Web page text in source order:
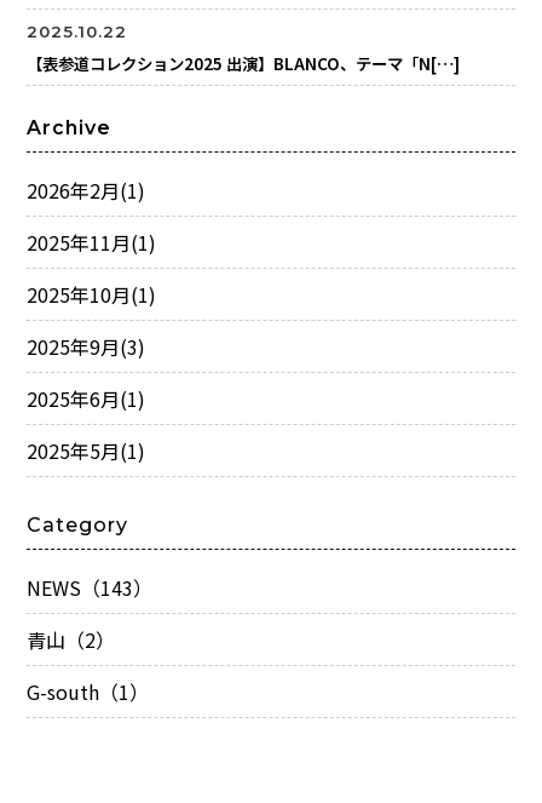
2025.10.22
【表参道コレクション2025 出演】BLANCO、テーマ「N[…]
Archive
2026年2月(1)
2025年11月(1)
2025年10月(1)
2025年9月(3)
2025年6月(1)
2025年5月(1)
Category
NEWS（143）
青山（2）
G-south（1）